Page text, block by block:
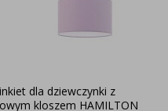
dla dziewczynki z
kloszem HAMILTON